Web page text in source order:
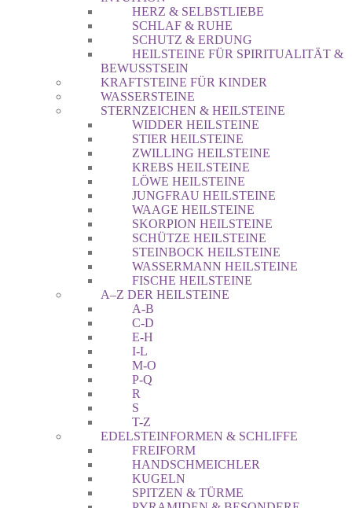
HERZ & SELBSTLIEBE
SCHLAF & RUHE
SCHUTZ & ERDUNG
HEILSTEINE FÜR SPIRITUALITÄT &
BEWUSSTSEIN
KRAFTSTEINE FÜR KINDER
WASSERSTEINE
STERNZEICHEN & HEILSTEINE
WIDDER HEILSTEINE
STIER HEILSTEINE
ZWILLING HEILSTEINE
KREBS HEILSTEINE
LÖWE HEILSTEINE
JUNGFRAU HEILSTEINE
WAAGE HEILSTEINE
SKORPION HEILSTEINE
SCHÜTZE HEILSTEINE
STEINBOCK HEILSTEINE
WASSERMANN HEILSTEINE
FISCHE HEILSTEINE
A–Z DER HEILSTEINE
A-B
C-D
E-H
I-L
M-O
P-Q
R
S
T-Z
EDELSTEINFORMEN & SCHLIFFE
FREIFORM
HANDSCHMEICHLER
KUGELN
SPITZEN & TÜRME